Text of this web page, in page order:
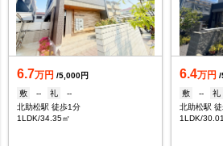
6.7万円 /5,000円
敷
-- 礼
--
北助松駅 徒歩1分
1LDK/34.35㎡
6.4万円 /
敷
-- 礼
北助松駅
1LDK/